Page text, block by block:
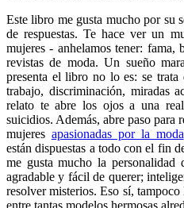
Este libro me gusta mucho por su
de respuestas. Te hace ver un
mujeres - anhelamos tener: fama,
revistas de moda. Un sueño
presenta el libro no lo es: se
trabajo, discriminación, miradas
relato te abre los ojos a una
suicidios. Además, abre paso para
mujeres apasionadas por la moda
están dispuestas a todo con el fin
me gusta mucho la personalidad
agradable y fácil de querer;
resolver misterios. Eso sí,
entre tantas modelos hermosas